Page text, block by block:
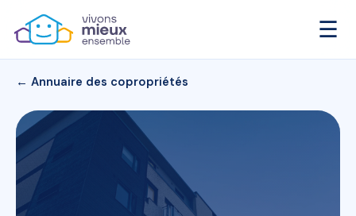
☰
← Annuaire des copropriétés